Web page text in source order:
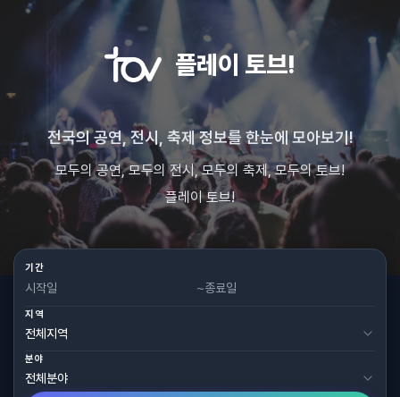
플레이 토브!
전국의 공연, 전시, 축제 정보를 한눈에 모아보기!
모두의 공연, 모두의 전시, 모두의 축제, 모두의 토브!
플레이 토브!
기간
~
지역
분야